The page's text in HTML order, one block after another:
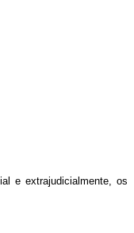
e extrajudicialmente, os